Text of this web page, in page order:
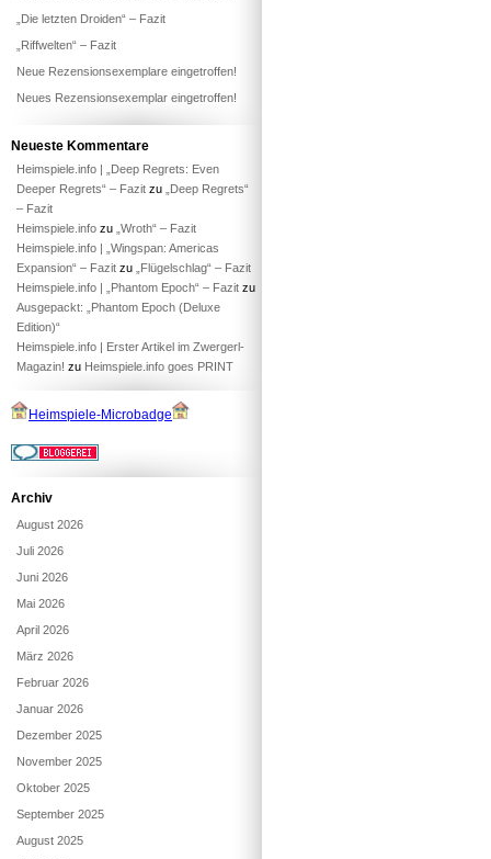
„Die letzten Droiden“ – Fazit
„Riffwelten“ – Fazit
Neue Rezensionsexemplare eingetroffen!
Neues Rezensionsexemplar eingetroffen!
Neueste Kommentare
Heimspiele.info | „Deep Regrets: Even
Deeper Regrets“ – Fazit zu
„Deep Regrets“
– Fazit
Heimspiele.info zu „Wroth“ – Fazit
Heimspiele.info | „Wingspan: Americas
Expansion“ – Fazit zu
„Flügelschlag“ – Fazit
Heimspiele.info | „Phantom Epoch“ – Fazit zu
Ausgepackt: „Phantom Epoch (Deluxe
Edition)“
Heimspiele.info | Erster Artikel im Zwergerl-
Magazin! zu Heimspiele.info goes PRINT
Heimspiele-Microbadge
Archiv
August 2026
Juli 2026
Juni 2026
Mai 2026
April 2026
März 2026
Februar 2026
Januar 2026
Dezember 2025
November 2025
Oktober 2025
September 2025
August 2025